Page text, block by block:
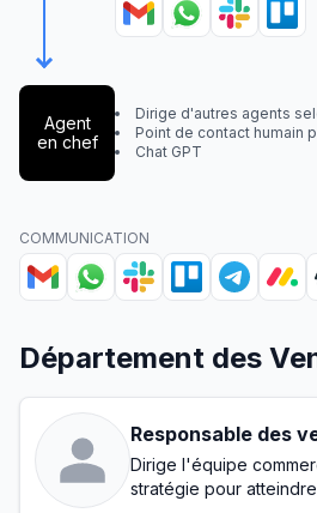
Agent
en chef
Dirige d'autres agents
Point de contact humain
Chat GPT
COMMUNICATION
Département des
Responsable des
Dirige l'équipe
stratégie pour